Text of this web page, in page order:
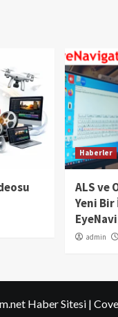
Haberler
ALS ve
Yeni Bir
admin
Haber Sitesi |